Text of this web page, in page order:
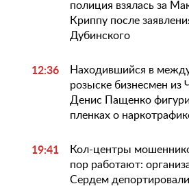
полиция взялась за
Криппу после
Дубинского
12:36
Находившийся в
розыске бизнесмен из
Денис Пащенко
пленках о
19:41
Кол-центры
пор работают:
Сердем